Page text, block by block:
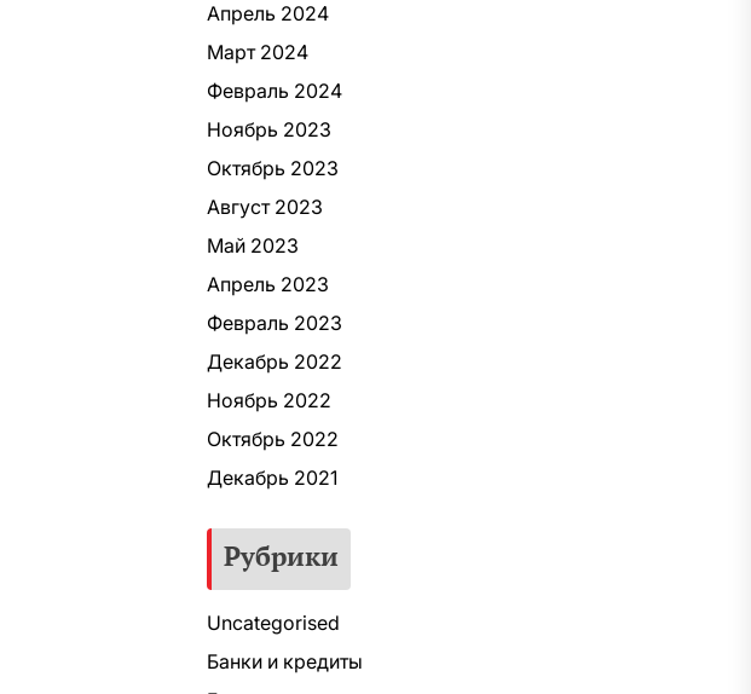
Апрель 2024
Март 2024
Февраль 2024
Ноябрь 2023
Октябрь 2023
Август 2023
Май 2023
Апрель 2023
Февраль 2023
Декабрь 2022
Ноябрь 2022
Октябрь 2022
Декабрь 2021
Рубрики
Uncategorised
Банки и кредиты